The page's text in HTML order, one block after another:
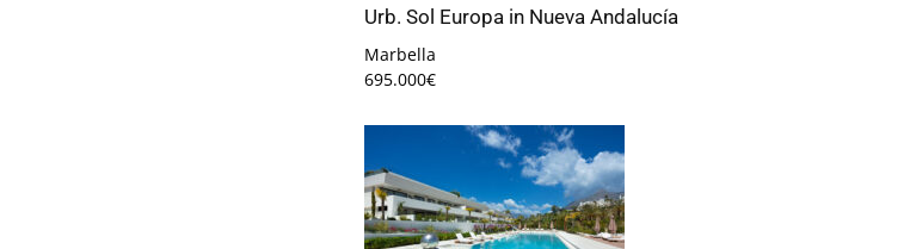
Urb. Sol Europa in Nueva Andalucía
Marbella
695.000€